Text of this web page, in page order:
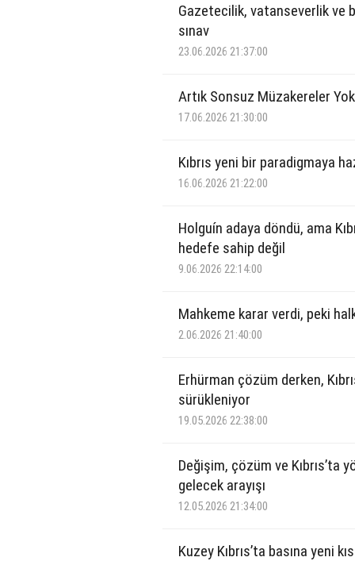
Gazetecilik, vatanseverlik ve
sınav
23.06.2026 21:37:00
Artık Sonsuz Müzakereler Yok
17.06.2026 21:30:00
Kıbrıs yeni bir paradigmaya
16.06.2026 21:22:00
Holguín adaya döndü, ama
hedefe sahip değil
9.06.2026 22:14:00
Mahkeme karar verdi, peki
2.06.2026 21:40:00
Erhürman çözüm derken,
sürükleniyor
19.05.2026 22:38:00
Değişim, çözüm ve Kıbrıs’ta
gelecek arayışı
12.05.2026 21:34:00
Kuzey Kıbrıs’ta basına yeni